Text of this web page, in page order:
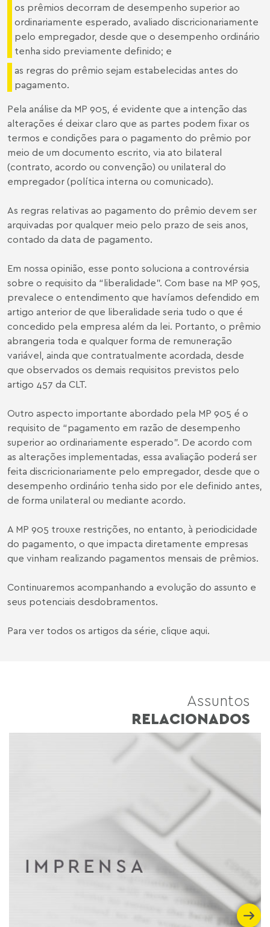
os prêmios decorram de desempenho superior ao
ordinariamente esperado, avaliado discricionariamente
pelo empregador, desde que o desempenho ordinário
tenha sido previamente definido; e
as regras do prêmio sejam estabelecidas antes do
pagamento.
Pela análise da MP 905, é evidente que a intenção das
alterações é deixar claro que as partes podem fixar os
termos e condições para o pagamento do prêmio por
meio de um documento escrito, via ato bilateral
(contrato, acordo ou convenção) ou unilateral do
empregador (política interna ou comunicado).
As regras relativas ao pagamento do prêmio devem ser
arquivadas por qualquer meio pelo prazo de seis anos,
contado da data de pagamento.
Em nossa opinião, esse ponto soluciona a controvérsia
sobre o requisito da “liberalidade”. Com base na MP 905,
prevalece o entendimento que havíamos defendido em
artigo anterior de que liberalidade seria tudo o que é
concedido pela empresa além da lei. Portanto, o prêmio
abrangeria toda e qualquer forma de remuneração
variável, ainda que contratualmente acordada, desde
que observados os demais requisitos previstos pelo
artigo 457 da CLT.
Outro aspecto importante abordado pela MP 905 é o
requisito de “pagamento em razão de desempenho
superior ao ordinariamente esperado”. De acordo com
as alterações implementadas, essa avaliação poderá ser
feita discricionariamente pelo empregador, desde que o
desempenho ordinário tenha sido por ele definido antes,
de forma unilateral ou mediante acordo.
A MP 905 trouxe restrições, no entanto, à periodicidade
do pagamento, o que impacta diretamente empresas
que vinham realizando pagamentos mensais de prêmios.
Continuaremos acompanhando a evolução do assunto e
seus potenciais desdobramentos.
Para ver todos os artigos da série, clique aqui.
Assuntos
RELACIONADOS